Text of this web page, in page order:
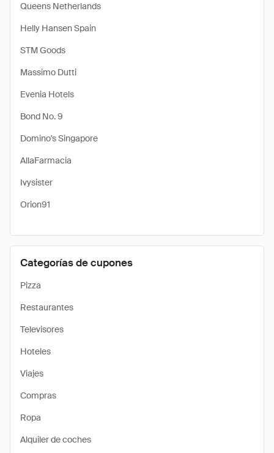
Queens Netherlands
Helly Hansen Spain
STM Goods
Massimo Dutti
Evenia Hotels
Bond No. 9
Domino's Singapore
AllaFarmacia
Ivysister
Orion91
Categorías de cupones
Pizza
Restaurantes
Televisores
Hoteles
Viajes
Compras
Ropa
Alquiler de coches